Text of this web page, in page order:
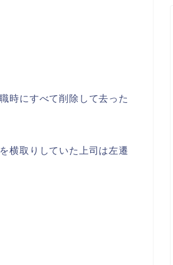
時にすべて削除して去った
横取りしていた上司は左遷